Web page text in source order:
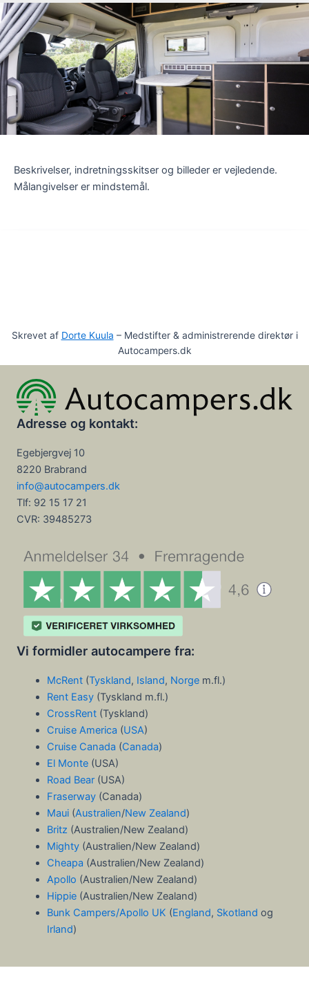
Beskrivelser, indretningsskitser og billeder er vejledende.
Målangivelser er mindstemål.
Skrevet af Dorte Kuula – Medstifter & administrerende direktør i
Autocampers.dk
Adresse og kontakt:
Egebjergvej 10
8220 Brabrand
info@autocampers.dk
Tlf: 92 15 17 21
CVR: 39485273
Vi formidler autocampere fra:
McRent(Tyskland, Island, Norgem.fl.)
Rent Easy(Tyskland m.fl.)
CrossRent(Tyskland)
Cruise America (USA)
Cruise Canada (Canada)
El Monte(USA)
Road Bear(USA)
Fraserway (Canada)
Maui (Australien/New Zealand)
Britz (Australien/New Zealand)
Mighty (Australien/New Zealand)
Cheapa (Australien/New Zealand)
Apollo (Australien/New Zealand)
Hippie(Australien/New Zealand)
Bunk Campers/Apollo UK (England, Skotland og
Irland)